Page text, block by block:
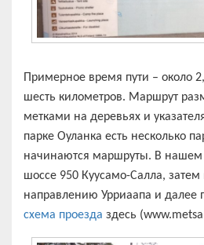
Примерное время пути – около
шесть километров. Маршрут
метками на деревьях и
парке Оуланка есть несколько
начинаются маршруты. В нашем
шоссе 950 Куусамо-Салла, затем
направлению Урриаапа и далее
схема проезда здесь